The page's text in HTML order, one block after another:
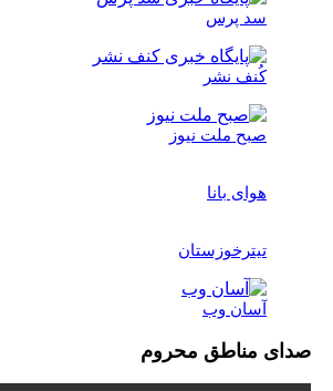
سد پرس
کُنف نشر
صبح ملت نیوز
هوای بانا
تیترخوزستان
آسان وب
صدای مناطق محروم